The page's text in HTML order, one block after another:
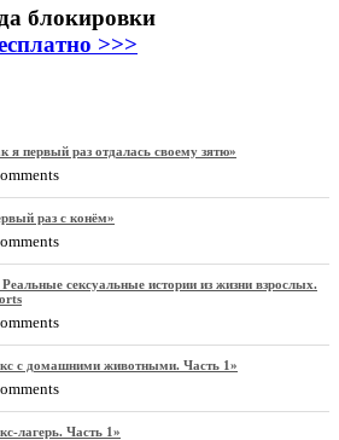
блокировки
>>>
я первый раз отдалась своему зятю»
раз с конём»
Реальные сексуальные истории из жизни взрослых.
с домашними животными. Часть 1»
лагерь. Часть 1»